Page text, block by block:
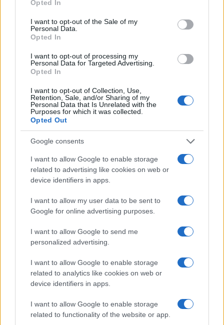
use your data for below specified purposes in below Google
consent section.
Opted In
I want to opt-out of the Sale of my
Personal Data.
Opted In
I want to opt-out of processing my
Personal Data for Targeted Advertising.
Opted In
I want to opt-out of Collection, Use,
Retention, Sale, and/or Sharing of my
Personal Data that Is Unrelated with the
Purposes for which it was collected.
Opted Out
Google consents
I want to allow Google to enable storage
related to advertising like cookies on web or
device identifiers in apps.
I want to allow my user data to be sent to
Google for online advertising purposes.
I want to allow Google to send me
personalized advertising.
I want to allow Google to enable storage
related to analytics like cookies on web or
device identifiers in apps.
I want to allow Google to enable storage
related to functionality of the website or app.
NECROLOGIE
Martina Agostina Diturco
I nostri cari
I nostri cari